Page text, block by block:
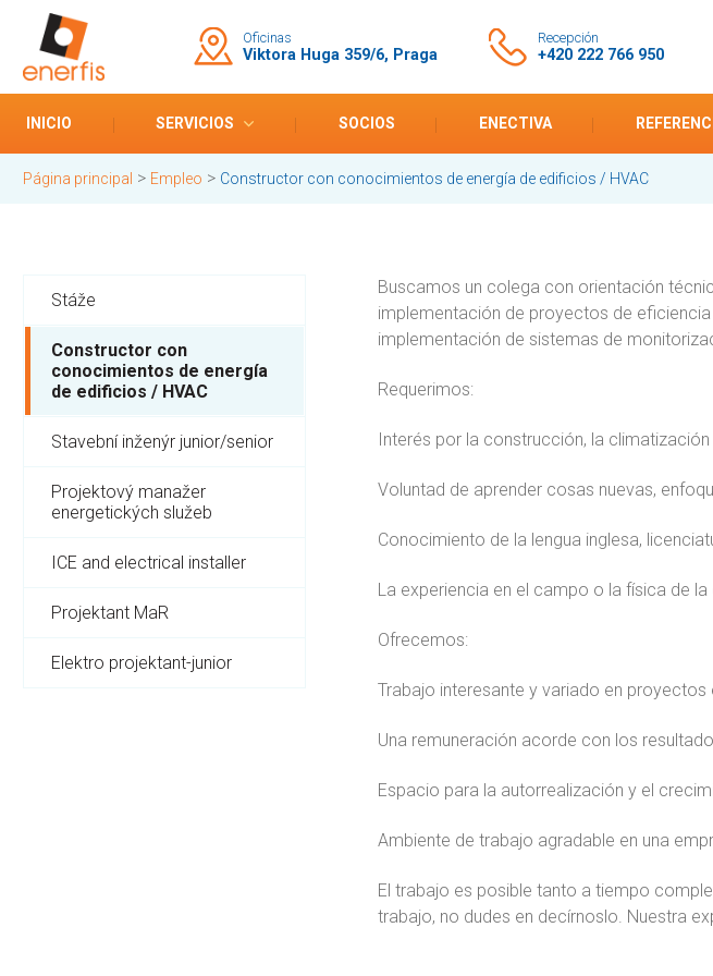
Oficinas
Viktora Huga 359/6, Praga
Recepción
+420 222 766 950
INICIO SERVICIOS SOCIOS ENECTIVA
Página principal > Empleo > Constructor con conocimientos de energía de edificios / HVAC
Stáže
Constructor con
conocimientos de energía
de edificios / HVAC
Stavební inženýr junior/senior
Projektový manažer
energetických služeb
ICE and electrical installer
Projektant MaR
Elektro projektant-junior
Buscamos un colega con orientación
implementación de proyectos de
implementación de sistemas de
Requerimos:
Interés por la construcción, la
Voluntad de aprender cosas nuevas,
Conocimiento de la lengua inglesa,
La experiencia en el campo o la física de
Ofrecemos:
Trabajo interesante y variado en proyectos
Una remuneración acorde con los
Espacio para la autorrealización y el
Ambiente de trabajo agradable en una
El trabajo es posible tanto a tiempo
trabajo, no dudes en decírnoslo. Nuestra